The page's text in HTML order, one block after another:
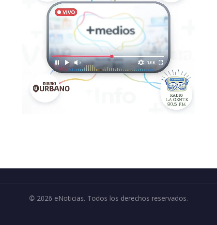
© 2026 eNoticias. Todos los derechos reservados.